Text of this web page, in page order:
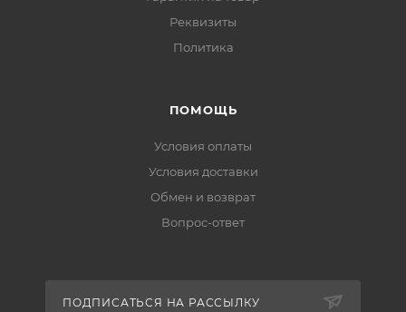
Реквизиты
Политика
ПОМОЩЬ
Условия оплаты
Условия доставки
Обмен и возврат
Вопрос-ответ
ПОДПИСАТЬСЯ НА РАССЫЛКУ